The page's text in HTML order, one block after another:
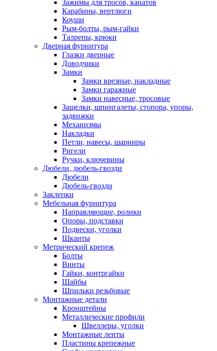
Зажимы для тросов, канатов
Карабины, вертлюги
Коуши
Рым-болты, рым-гайки
Талрепы, крюки
Дверная фурнитура
Глазки дверные
Доводчики
Замки
Замки врезные, накладные
Замки гаражные
Замки навесные, тросовые
Защелки, шпингалеты, стопора, упоры,
задвижки
Механизмы
Накладки
Петли, навесы, шарниры
Ригели
Ручки, ключевины
Дюбели, дюбель-гвозди
Дюбели
Дюбель-гвозди
Заклепки
Мебельная фурнитура
Направляющие, ролики
Опоры, подставки
Подвески, уголки
Шканты
Метрический крепеж
Болты
Винты
Гайки, контргайки
Шайбы
Шпильки резьбовые
Монтажные детали
Кронштейны
Металлические профили
Швеллеры, уголки
Монтажные ленты
Пластины крепежные